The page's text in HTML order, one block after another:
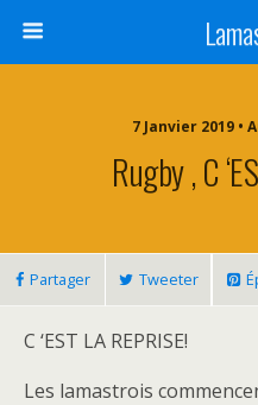
7 Janvier 2019 •
Rugby , C
Partager Tweeter
C ‘EST LA REPRISE!
Les lamastrois